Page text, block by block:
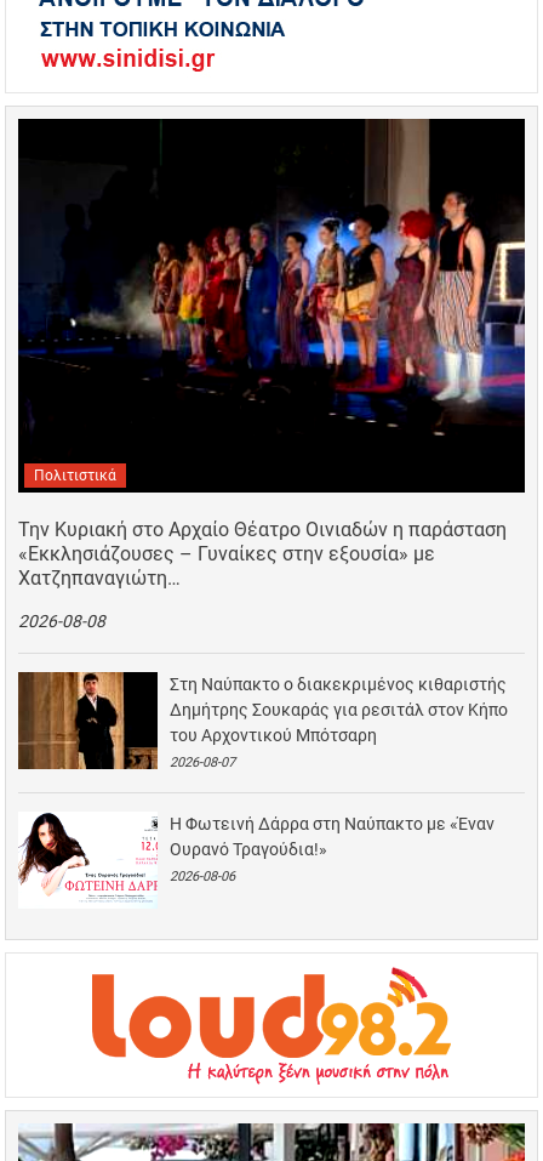
Πολιτιστικά
Την Κυριακή στο Αρχαίο Θέατρο Οινιαδών η παράσταση
«Εκκλησιάζουσες – Γυναίκες στην εξουσία» με
Χατζηπαναγιώτη…
2026-08-08
Στη Ναύπακτο ο διακεκριμένος κιθαριστής
Δημήτρης Σουκαράς για ρεσιτάλ στον Κήπο
του Αρχοντικού Μπότσαρη
2026-08-07
Η Φωτεινή Δάρρα στη Ναύπακτο με «Έναν
Ουρανό Τραγούδια!»
2026-08-06